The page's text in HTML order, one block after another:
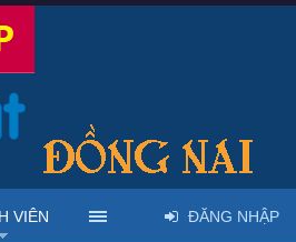
VIÊN ĐĂNG NHẬP